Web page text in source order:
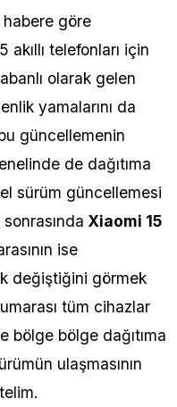
göre
telefonları için
olarak gelen
yamalarını da
güncellemenin
de dağıtıma
sürüm güncellemesi
Xiaomi 15
ise
değiştiğini görmek
tüm cihazlar
bölge bölge dağıtıma
ulaşmasının